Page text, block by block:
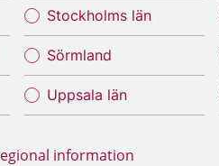
Stockholms län
Sörmland
Uppsala län
information